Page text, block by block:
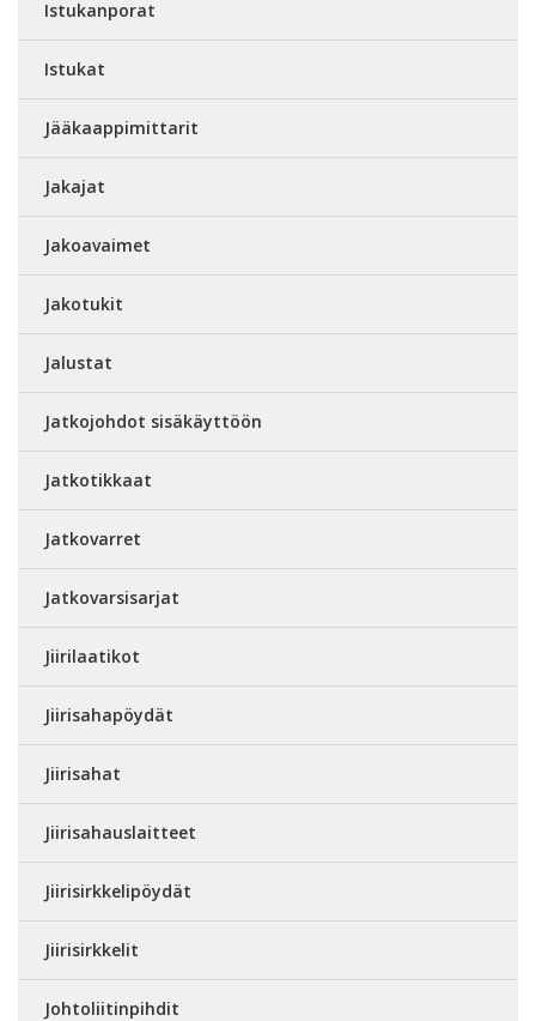
Istukanporat
Istukat
Jääkaappimittarit
Jakajat
Jakoavaimet
Jakotukit
Jalustat
Jatkojohdot sisäkäyttöön
Jatkotikkaat
Jatkovarret
Jatkovarsisarjat
Jiirilaatikot
Jiirisahapöydät
Jiirisahat
Jiirisahauslaitteet
Jiirisirkkelipöydät
Jiirisirkkelit
Johtoliitinpihdit